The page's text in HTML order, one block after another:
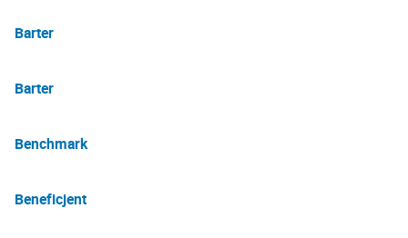
Barter
Barter
Benchmark
Beneficjent